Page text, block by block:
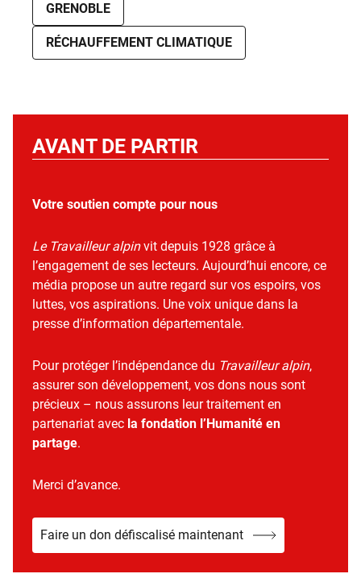
GRENOBLE
RÉCHAUFFEMENT CLIMATIQUE
AVANT DE PARTIR
Votre soutien compte pour nous
Le Travailleur alpinvit depuis 1928 grâce à
l’engagement de ses lecteurs. Aujourd’hui encore, ce
média propose un autre regard sur vos espoirs, vos
luttes, vos aspirations. Une voix unique dans la
presse d’information départementale.
Pour protéger l’indépendance du Travailleur alpin,
assurer son développement, vos dons nous sont
précieux – nous assurons leur traitement en
partenariat avec la fondation l’Humanité en
partage.
Merci d’avance.
Faire un don défiscalisé maintenant